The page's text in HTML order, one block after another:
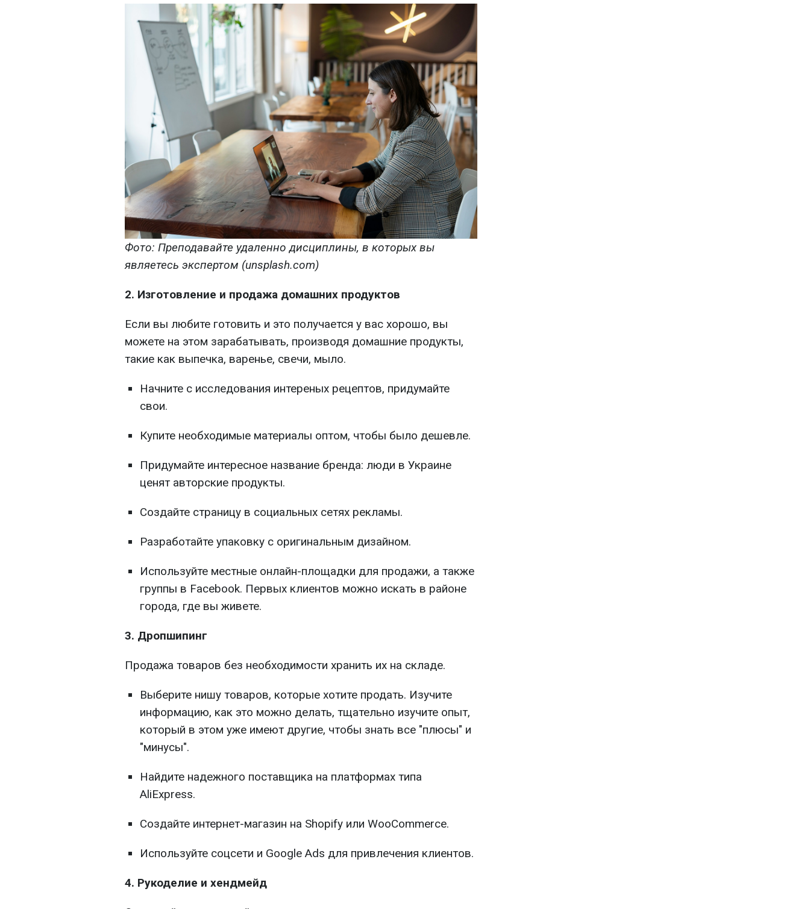
Фото: Преподавайте удаленно дисциплины, в которых вы
являетесь экспертом (unsplash.com)
2. Изготовление и продажа домашних продуктов
Если вы любите готовить и это получается у вас хорошо, вы
можете на этом зарабатывать, производя домашние продукты,
такие как выпечка, варенье, свечи, мыло.
Начните с исследования интереных рецептов, придумайте
свои.
Купите необходимые материалы оптом, чтобы было дешевле.
Придумайте интересное название бренда: люди в Украине
ценят авторские продукты.
Создайте страницу в социальных сетях рекламы.
Разработайте упаковку с оригинальным дизайном.
Используйте местные онлайн-площадки для продажи, а также
группы в Facebook. Первых клиентов можно искать в районе
города, где вы живете.
3. Дропшипинг
Продажа товаров без необходимости хранить их на складе.
Выберите нишу товаров, которые хотите продать. Изучите
информацию, как это можно делать, тщательно изучите опыт,
который в этом уже имеют другие, чтобы знать все "плюсы" и
"минусы".
Найдите надежного поставщика на платформах типа
AliExpress.
Создайте интернет-магазин на Shopify или WooCommerce.
Используйте соцсети и Google Ads для привлечения клиентов.
4. Рукоделие и хендмейд